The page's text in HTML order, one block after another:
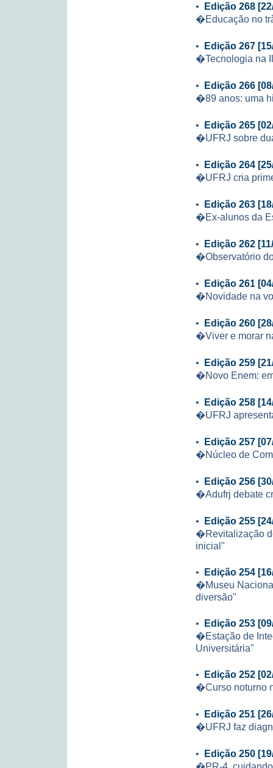
• Edição 268
�Educação no
• Edição 267
�Tecnologia na
• Edição 266
�89 anos: uma
• Edição 265
�UFRJ sobre
• Edição 264
�UFRJ cria
• Edição 263
�Ex-alunos da
• Edição 262
�Observatório
• Edição 261
�Novidade na
• Edição 260
�Viver e morar
• Edição 259
�Novo Enem:
• Edição 258
�UFRJ
• Edição 257
�Núcleo de
• Edição 256
�Adufrj debate
• Edição 255
�Revitalização
inicial"
• Edição 254
�Museu
diversão"
• Edição 253
�Estação de
Universitária"
• Edição 252
�Curso noturno
• Edição 251
�UFRJ faz
• Edição 250